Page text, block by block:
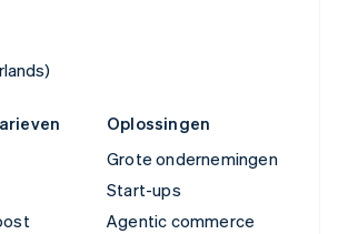
Oplossingen
Grote ondernemingen
Start-ups
Agentic commerce